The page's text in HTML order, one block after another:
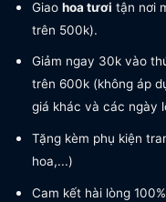
Giao hoa tươi tận nơi
trên 500k).
Giảm ngay 30k vào
trên 600k (không áp
giá khác và các ngày
Tặng kèm phụ kiện
hoa,...)
Cam kết hài lòng 100%